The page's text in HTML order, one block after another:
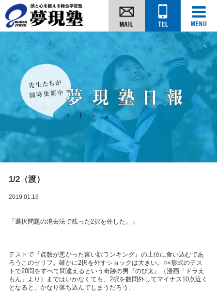
1/2（渡）
2019.01.16
「選択問題の消去法で残った2択を外した。」
テストで『点数が悪かった言い訳ランキング』の上位に食い込むであ
ろうこのセリフ。確かに2択を外すショックは大きい。○×形式のテス
トで20問をすべて間違えるという奇跡の男『のび太』（漫画「ドラえ
もん」より）まではいかなくても、2択を数問外してマイナス10点近く
となると、かなり落ち込んでしまうだろう。